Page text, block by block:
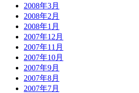
2008年3月
2008年2月
2008年1月
2007年12月
2007年11月
2007年10月
2007年9月
2007年8月
2007年7月